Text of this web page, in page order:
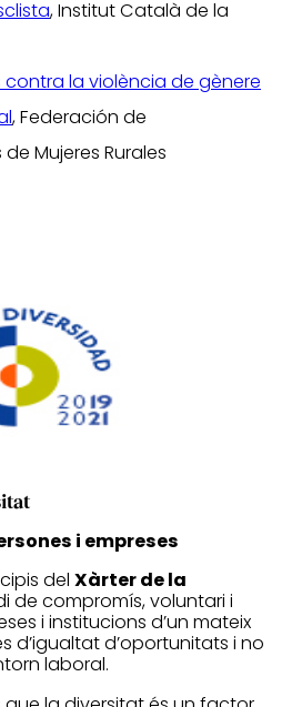
, Institut Català de la
contra la violència de gènere
, Federación de
Mujeres Rurales
i empreses
del Xàrter de la
de compromís, voluntari i
i institucions d’un mateix
d’igualtat d’oportunitats i no
laboral.